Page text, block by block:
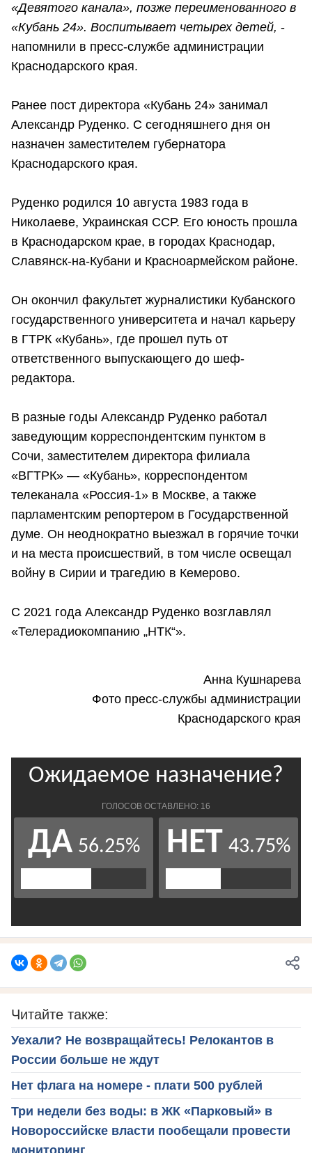
«Девятого канала», позже переименованного в
«Кубань 24». Воспитывает четырех детей, -
напомнили в пресс-службе администрации
Краснодарского края.
Ранее пост директора «Кубань 24» занимал
Александр Руденко. С сегодняшнего дня он
назначен заместителем губернатора
Краснодарского края.
Руденко родился 10 августа 1983 года в
Николаеве, Украинская ССР. Его юность прошла
в Краснодарском крае, в городах Краснодар,
Славянск-на-Кубани и Красноармейском районе.
Он окончил факультет журналистики Кубанского
государственного университета и начал карьеру
в ГТРК «Кубань», где прошел путь от
ответственного выпускающего до шеф-
редактора.
В разные годы Александр Руденко работал
заведующим корреспондентским пунктом в
Сочи, заместителем директора филиала
«ВГТРК» — «Кубань», корреспондентом
телеканала «Россия-1» в Москве, а также
парламентским репортером в Государственной
думе. Он неоднократно выезжал в горячие точки
и на места происшествий, в том числе освещал
войну в Сирии и трагедию в Кемерово.
С 2021 года Александр Руденко возглавлял
«Телерадиокомпанию „НТК“».
Анна Кушнарева
Фото пресс-службы администрации
Краснодарского края
Читайте также:
Уехали? Не возвращайтесь! Релокантов в
России больше не ждут
Нет флага на номере - плати 500 рублей
Три недели без воды: в ЖК «Парковый» в
Новороссийске власти пообещали провести
мониторинг